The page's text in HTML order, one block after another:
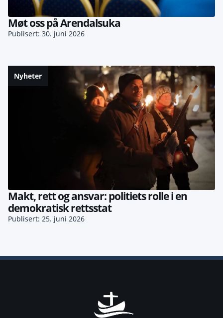
Møt oss på Arendalsuka
Publisert: 30. juni 2026
Nyheter
Makt, rett og ansvar: politiets rolle i en
demokratisk rettsstat
Publisert: 25. juni 2026